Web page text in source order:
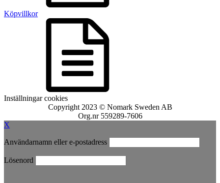
Köpvillkor
Inställningar cookies
Copyright 2023 © Nomark Sweden AB
Org.nr 559289-7606
X
Användarnamn eller e-postadress
Lösenord